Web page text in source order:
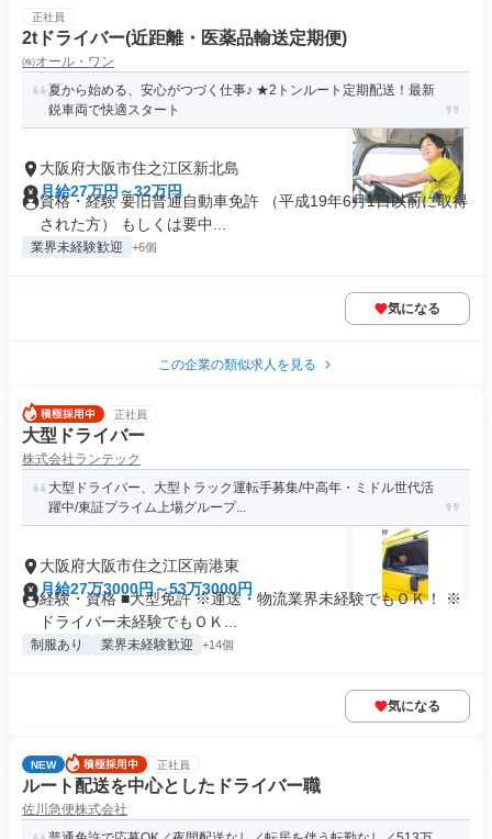
正社員
2tドライバー(近距離・医薬品輸送定期便)
㈱オール・ワン
夏から始める、安心がつづく仕事♪ ★2トンルート定期配送！最新
鋭車両で快適スタート
大阪府大阪市住之江区新北島
月給27万円～32万円
資格・経験 要旧普通自動車免許 （平成19年6月1日以前に取得
された方） もしくは要中...
業界未経験歓迎 +6個
気になる
この企業の類似求人を見る
正社員
大型ドライバー
株式会社ランテック
大型ドライバー、大型トラック運転手募集/中高年・ミドル世代活
躍中/東証プライム上場グループ...
大阪府大阪市住之江区南港東
月給27万3000円～53万3000円
経験・資格 ■大型免許 ※運送・物流業界未経験でもＯＫ！ ※
ドライバー未経験でもＯＫ...
制服あり 業界未経験歓迎 +14個
気になる
NEW 正社員
ルート配送を中心としたドライバー職
佐川急便株式会社